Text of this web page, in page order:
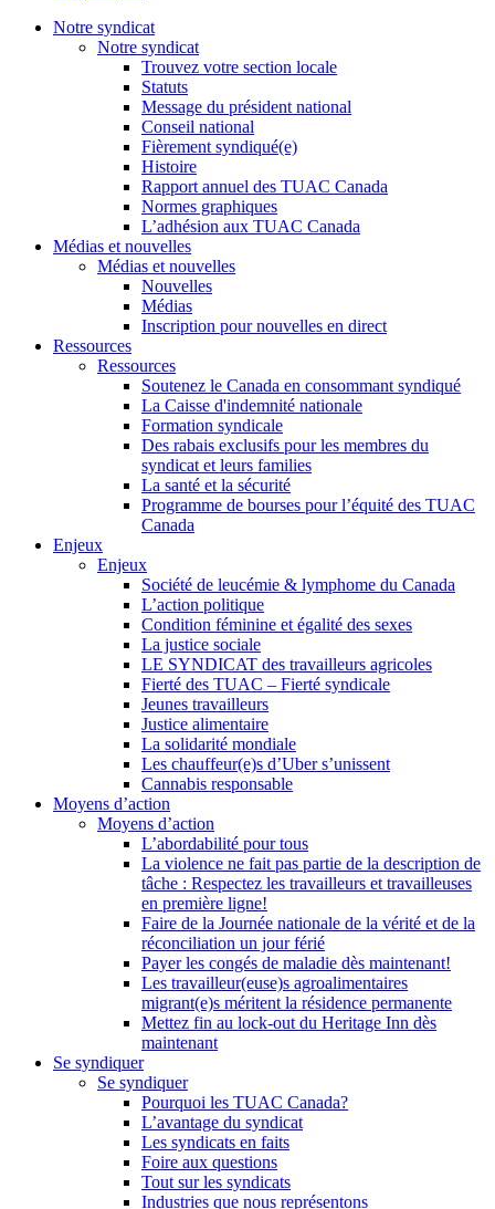
Notre syndicat
Notre syndicat
Trouvez votre section locale
Statuts
Message du président national
Conseil national
Fièrement syndiqué(e)
Histoire
Rapport annuel des TUAC Canada
Normes graphiques
L’adhésion aux TUAC Canada
Médias et nouvelles
Médias et nouvelles
Nouvelles
Médias
Inscription pour nouvelles en direct
Ressources
Ressources
Soutenez le Canada en consommant syndiqué
La Caisse d'indemnité nationale
Formation syndicale
Des rabais exclusifs pour les membres du
syndicat et leurs families
La santé et la sécurité
Programme de bourses pour l’équité des TUAC
Canada
Enjeux
Enjeux
Société de leucémie & lymphome du Canada
L’action politique
Condition féminine et égalité des sexes
La justice sociale
LE SYNDICAT des travailleurs agricoles
Fierté des TUAC – Fierté syndicale
Jeunes travailleurs
Justice alimentaire
La solidarité mondiale
Les chauffeur(e)s d’Uber s’unissent
Cannabis responsable
Moyens d’action
Moyens d’action
L’abordabilité pour tous
La violence ne fait pas partie de la description de
tâche : Respectez les travailleurs et travailleuses
en première ligne!
Faire de la Journée nationale de la vérité et de la
réconciliation un jour férié
Payer les congés de maladie dès maintenant!
Les travailleur(euse)s agroalimentaires
migrant(e)s méritent la résidence permanente
Mettez fin au lock-out du Heritage Inn dès
maintenant
Se syndiquer
Se syndiquer
Pourquoi les TUAC Canada?
L’avantage du syndicat
Les syndicats en faits
Foire aux questions
Tout sur les syndicats
Industries que nous représentons